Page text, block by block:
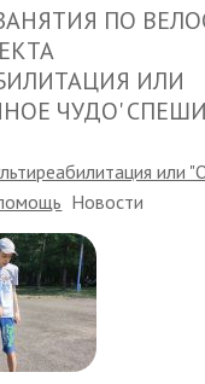
ПО
ИЛИ
ЧУДО'
или
Новости